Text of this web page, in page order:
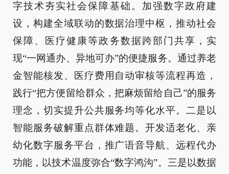
字技术夯实社会保障基础。加强数字政府建
设，构建全域联动的数据治理中枢，推动社会
保障、医疗健康等政务数据跨部门共享，实
现“一网通办、异地可办”的便捷服务。通过养老
金智能核发、医疗费用自动审核等流程再造，
践行“把方便留给群众，把麻烦留给自己”的服务
理念，切实提升公共服务均等化水平。二是以
智能服务破解重点群体难题。开发适老化、亲
幼化数字服务平台，推广语音导航、远程代办
功能，以技术温度弥合“数字鸿沟”。三是以数据